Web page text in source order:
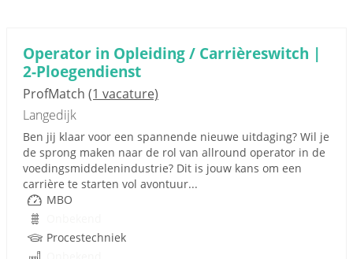
Operator in Opleiding / Carrièreswitch |
2-Ploegendienst
ProfMatch (1 vacature)
Langedijk
Ben jij klaar voor een spannende nieuwe uitdaging? Wil je
de sprong maken naar de rol van allround operator in de
voedingsmiddelenindustrie? Dit is jouw kans om een
carrière te starten vol avontuur...
MBO
Procestechniek